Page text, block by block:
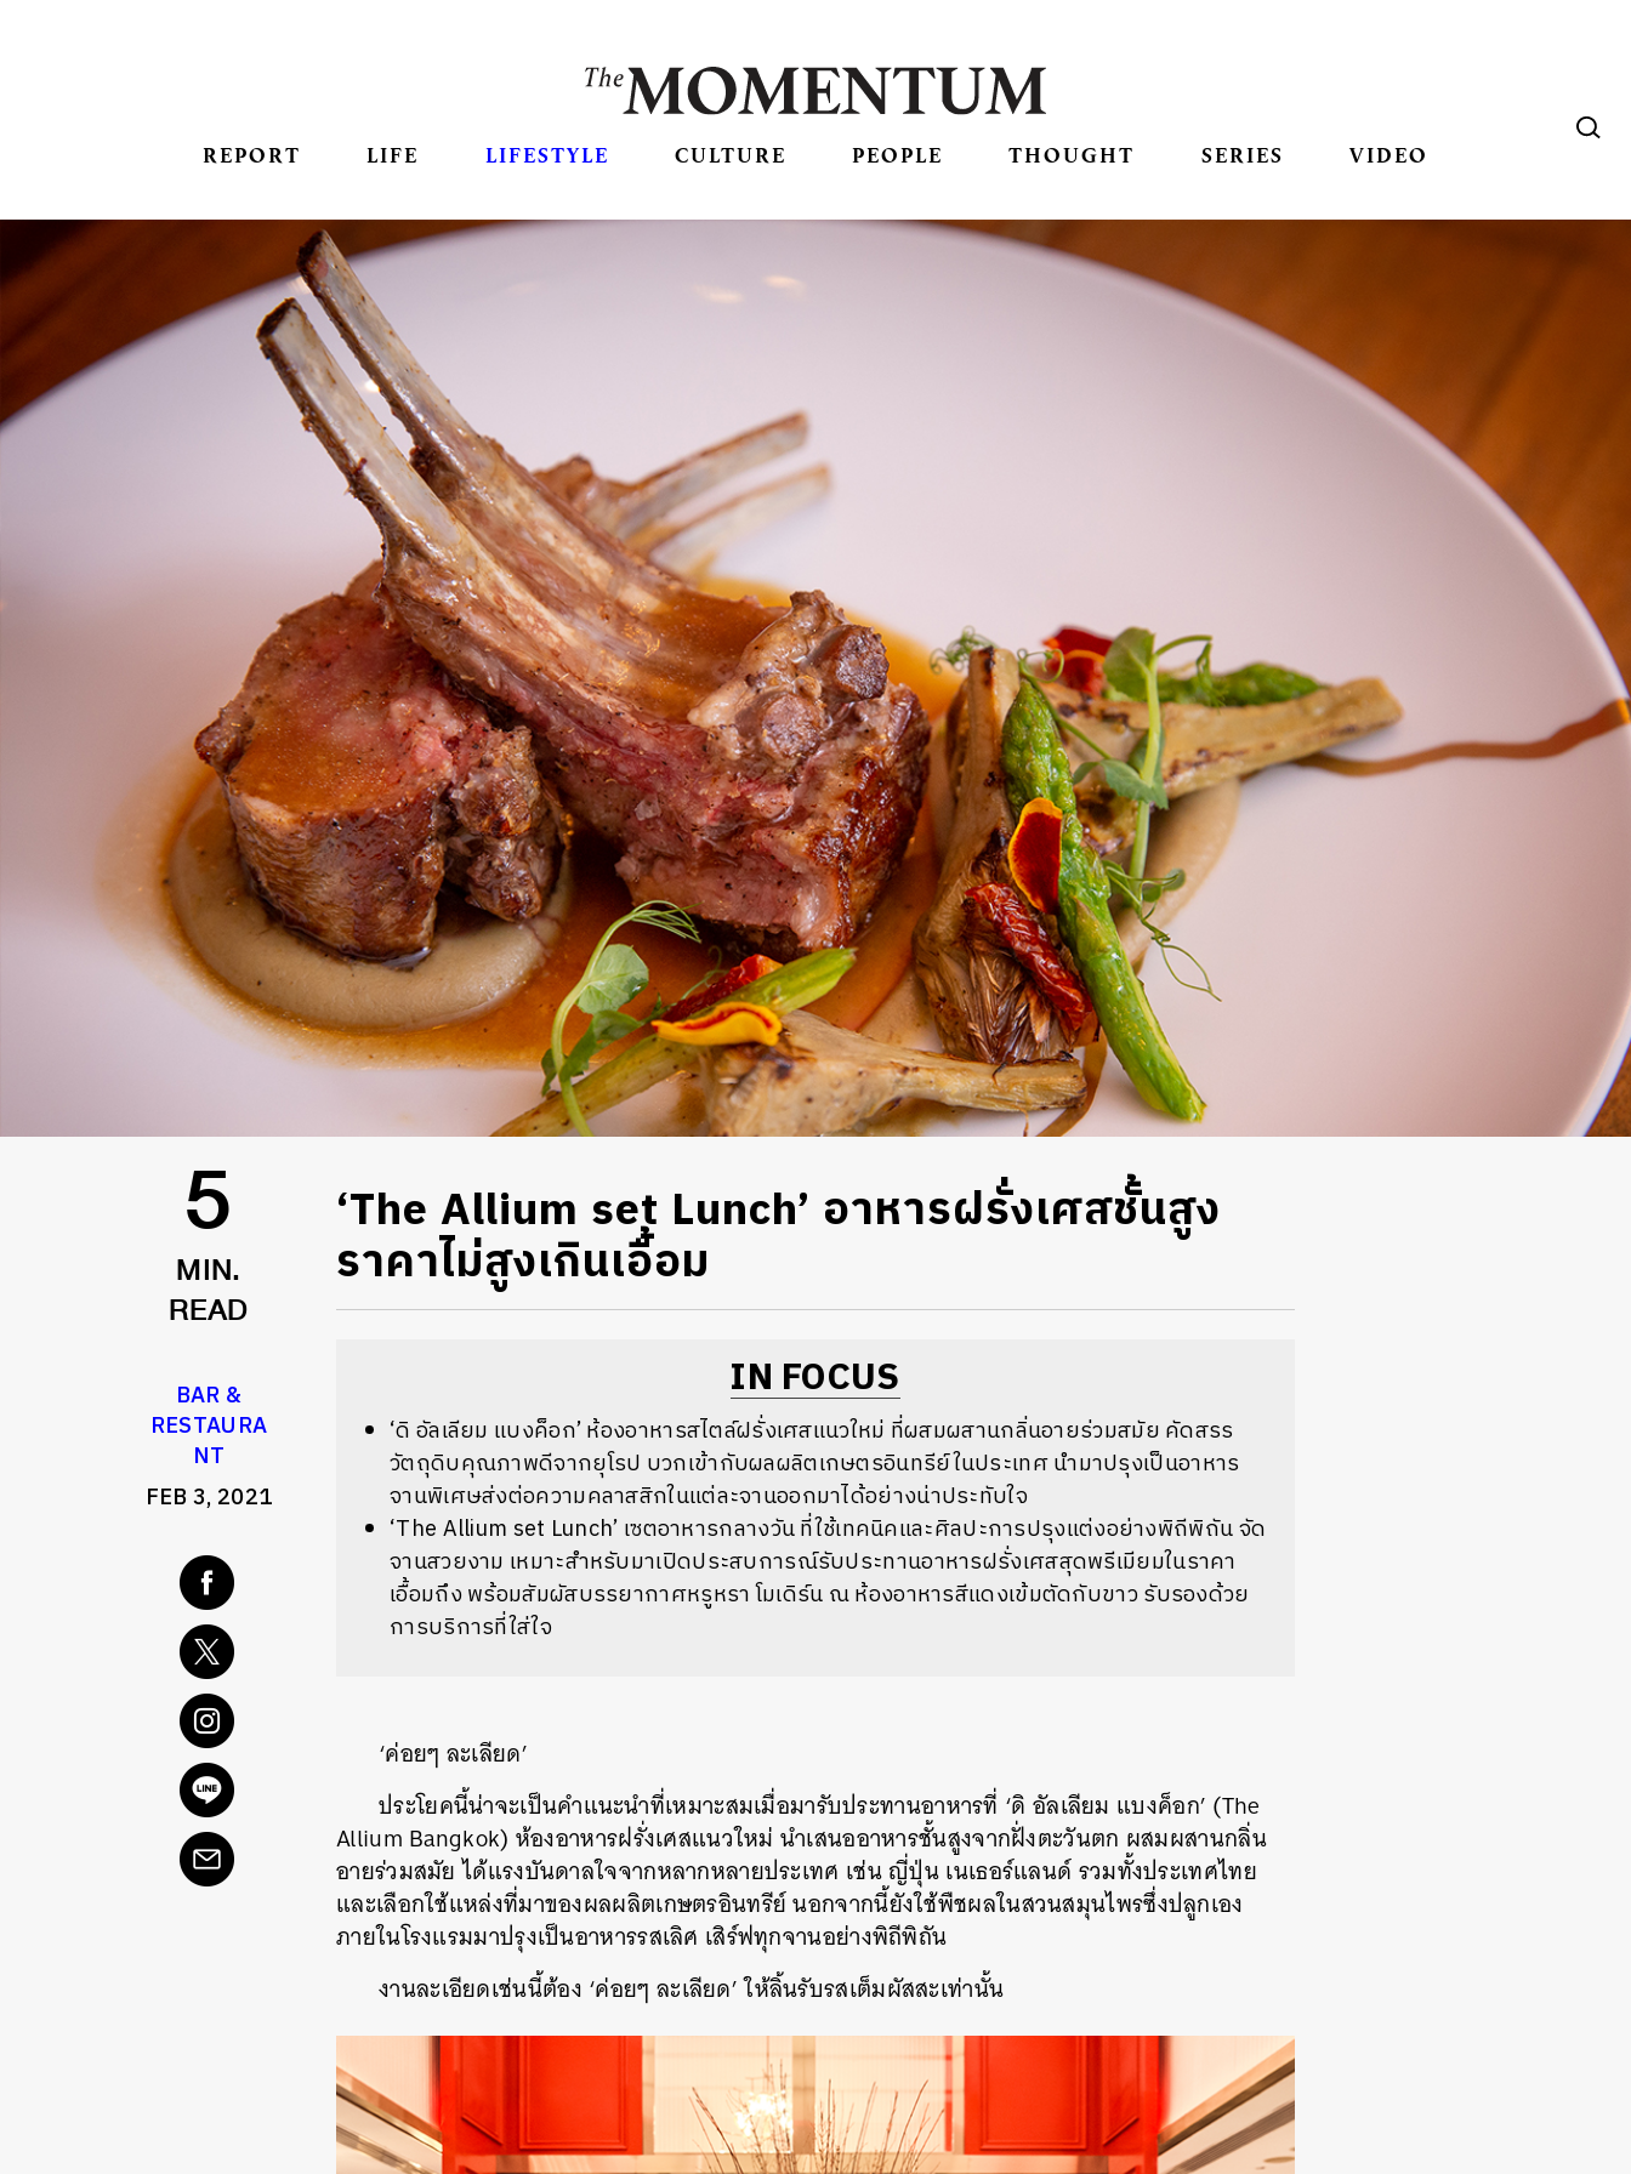
REPORT LIFE LIFESTYLE CULTURE PEOPLE THOUGHT SERIES VIDEO
5
MIN.
READ
BAR &
RESTAURA
NT
FEB 3, 2021
‘The Allium set Lunch’ อาหารฝรั่งเศสชั้นสูง
ราคาไม่สูงเกินเอื้อม
IN FOCUS
‘ดิ อัลเลียม แบงค็อก’ ห้องอาหารสไตล์ฝรั่งเศสแนวใหม่ ที่ผสมผสานกลิ่นอายร่วมสมัย คัดสรร
วัตถุดิบคุณภาพดีจากยุโรป บวกเข้ากับผลผลิตเกษตรอินทรีย์ในประเทศ นำมาปรุงเป็นอาหาร
จานพิเศษส่งต่อความคลาสสิกในแต่ละจานออกมาได้อย่างน่าประทับใจ
‘The Allium set Lunch’ เซตอาหารกลางวัน ที่ใช้เทคนิคและศิลปะการปรุงแต่งอย่างพิถีพิถัน จัด
จานสวยงาม เหมาะสำหรับมาเปิดประสบการณ์รับประทานอาหารฝรั่งเศสสุดพรีเมียมในราคา
เอื้อมถึง พร้อมสัมผัสบรรยากาศหรูหรา โมเดิร์น ณ ห้องอาหารสีแดงเข้มตัดกับขาว รับรองด้วย
การบริการที่ใส่ใจ
‘ค่อยๆ ละเลียด’
ประโยคนี้น่าจะเป็นคำแนะนำที่เหมาะสมเมื่อมารับประทานอาหารที่ ‘ดิ อัลเลียม แบงค็อก’ (The
Allium Bangkok) ห้องอาหารฝรั่งเศสแนวใหม่ นำเสนออาหารชั้นสูงจากฝั่งตะวันตก ผสมผสานกลิ่น
อายร่วมสมัย ได้แรงบันดาลใจจากหลากหลายประเทศ เช่น ญี่ปุ่น เนเธอร์แลนด์ รวมทั้งประเทศไทย
และเลือกใช้แหล่งที่มาของผลผลิตเกษตรอินทรีย์ นอกจากนี้ยังใช้พืชผลในสวนสมุนไพรซึ่งปลูกเอง
ภายในโรงแรมมาปรุงเป็นอาหารรสเลิศ เสิร์ฟทุกจานอย่างพิถีพิถัน
งานละเอียดเช่นนี้ต้อง ‘ค่อยๆ ละเลียด’ ให้ลิ้นรับรสเต็มผัสสะเท่านั้น